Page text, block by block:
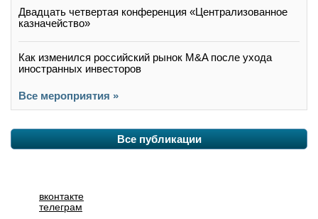
Двадцать четвертая конференция «Централизованное
казначейство»
Как изменился российский рынок M&A после ухода
иностранных инвесторов
Все мероприятия »
Все публикации
вконтакте
телеграм